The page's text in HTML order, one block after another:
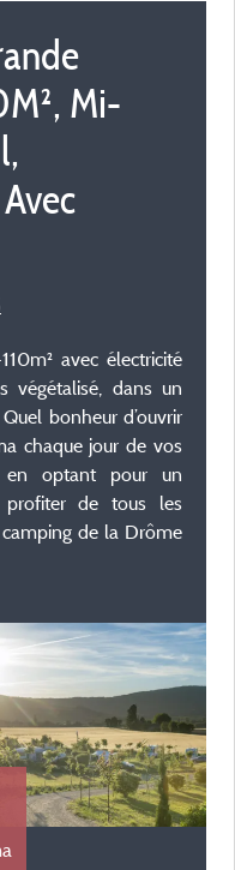
Mi-
avec électricité
végétalisé, dans un
bonheur d’ouvrir
chaque jour de vos
en optant pour un
profiter de tous les
de la Drôme